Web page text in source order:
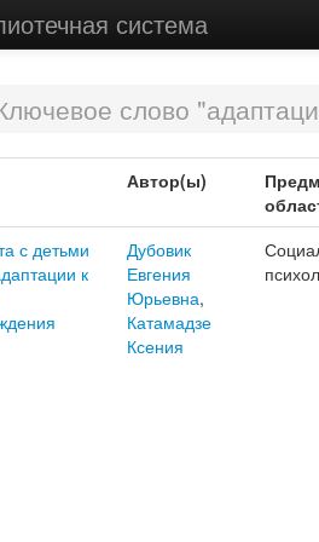
система
слово
Автор(ы)
с детьми
к
Дубовик
Евгения
Юрьевна,
Катамадзе
Ксения